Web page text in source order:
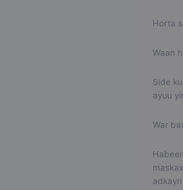
Horta
Waan
Side
ayuu
War